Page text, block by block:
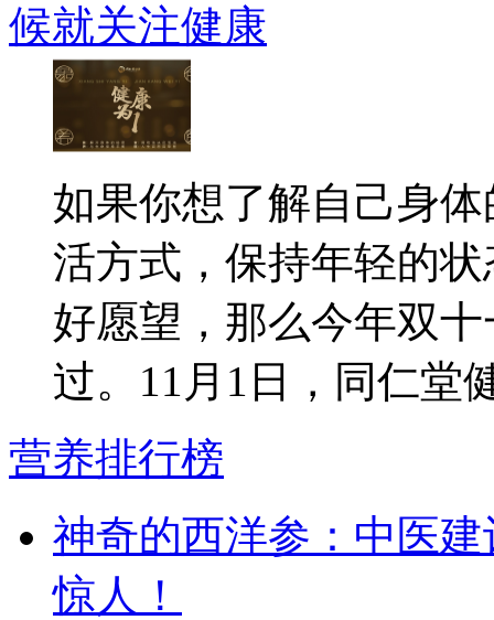
候就关注健康
如果你想了解自己身
活方式，保持年轻的
好愿望，那么今年双
过。11月1日，同仁堂
营养排行榜
神奇的西洋参：中医
惊人！